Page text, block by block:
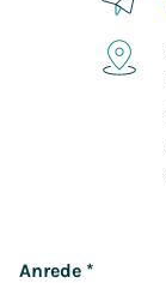
Anrede *